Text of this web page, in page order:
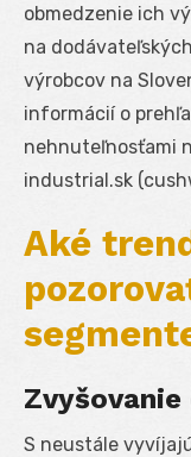
obmedzenie ich
na
výrobcov na
informácií o
nehnuteľnosťami
industrial.sk
Aké
S neustále